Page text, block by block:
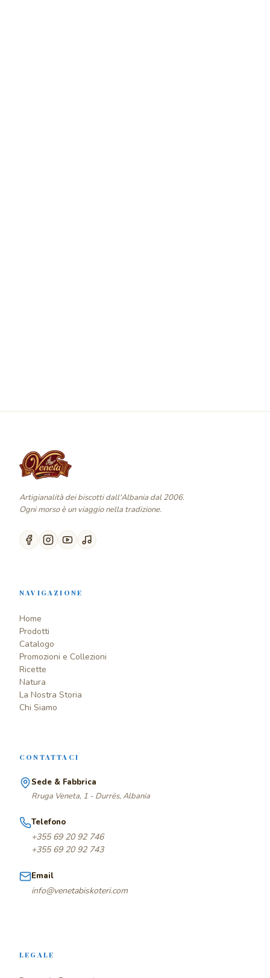
Artigianalità dei biscotti dall'Albania dal 2006.
Ogni morso è un viaggio nella tradizione.
NAVIGAZIONE
Home
Prodotti
Catalogo
Promozioni e Collezioni
Ricette
Natura
La Nostra Storia
Chi Siamo
CONTATTACI
Sede & Fabbrica
Rruga Veneta, 1 - Durrës, Albania
Telefono
+355 69 20 92 746
+355 69 20 92 743
Email
info@venetabiskoteri.com
LEGALE